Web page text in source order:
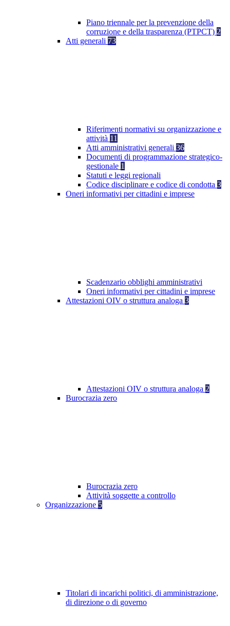
Piano triennale per la prevenzione della
corruzione e della trasparenza (PTPCT) 2
Atti generali 73
Riferimenti normativi su organizzazione e
attività 11
Atti amministrativi generali 36
Documenti di programmazione strategico-
gestionale 1
Statuti e leggi regionali
Codice disciplinare e codice di condotta 3
Oneri informativi per cittadini e imprese
Scadenzario obblighi amministrativi
Oneri informativi per cittadini e imprese
Attestazioni OIV o struttura analoga 3
Attestazioni OIV o struttura analoga 2
Burocrazia zero
Burocrazia zero
Attività soggette a controllo
Organizzazione 5
Titolari di incarichi politici, di amministrazione,
di direzione o di governo